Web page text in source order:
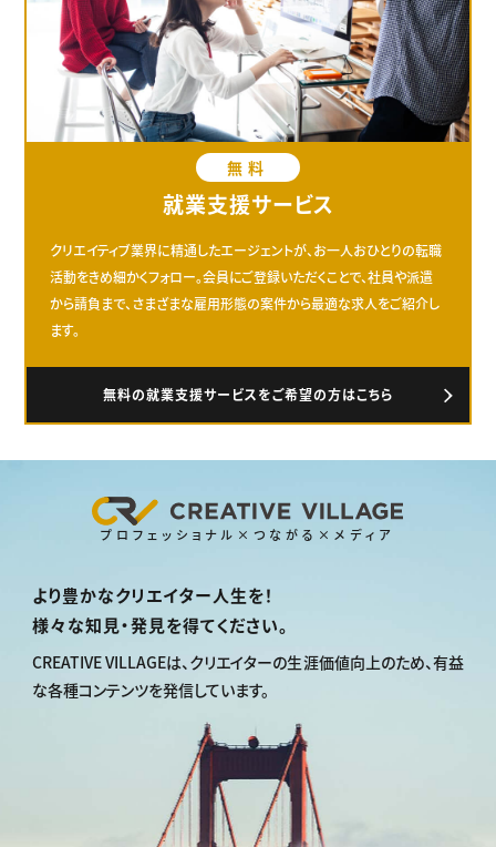
無料
就業支援サービス
クリエイティブ業界に精通したエージェントが、お一人おひとりの転職
活動をきめ細かくフォロー。会員にご登録いただくことで、社員や派遣
から請負まで、さまざまな雇用形態の案件から最適な求人をご紹介し
ます。
無料の就業支援サービスをご希望の方はこちら
プロフェッショナル×つながる×メディア
より豊かなクリエイター人生を！
様々な知見・発見を得てください。
CREATIVE VILLAGEは、 クリエイターの生涯価値向上のため、有益
な各種コンテンツを発信しています。